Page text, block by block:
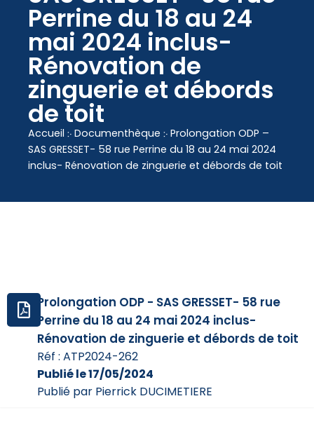
principalPerrine du 18 au 24
mai 2024 inclus-
Rénovation de
zinguerie et débords
de toit
Accueil ჻ Documenthèque ჻ Prolongation ODP –
SAS GRESSET- 58 rue Perrine du 18 au 24 mai 2024
inclus- Rénovation de zinguerie et débords de toit
Prolongation ODP - SAS GRESSET- 58 rue
Perrine du 18 au 24 mai 2024 inclus-
Rénovation de zinguerie et débords de toit
Réf : ATP2024-262
Publié le 17/05/2024
Publié par Pierrick DUCIMETIERE